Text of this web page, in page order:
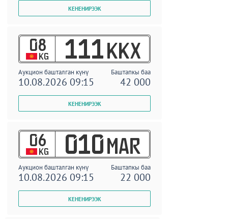
08
KG 111 KKX
Аукцион башталган күнү Баштапкы баа
10.08.2026 09:15 42 000
06
KG 010 MAR
Аукцион башталган күнү Баштапкы баа
10.08.2026 09:15 22 000